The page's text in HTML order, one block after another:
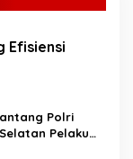
Efisiensi
Polri
Pelaku